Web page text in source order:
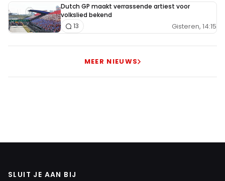
Dutch GP maakt verrassende artiest voor
volkslied bekend
Gisteren, 14:15
13
MEER NIEUWS
SLUIT JE AAN BIJ